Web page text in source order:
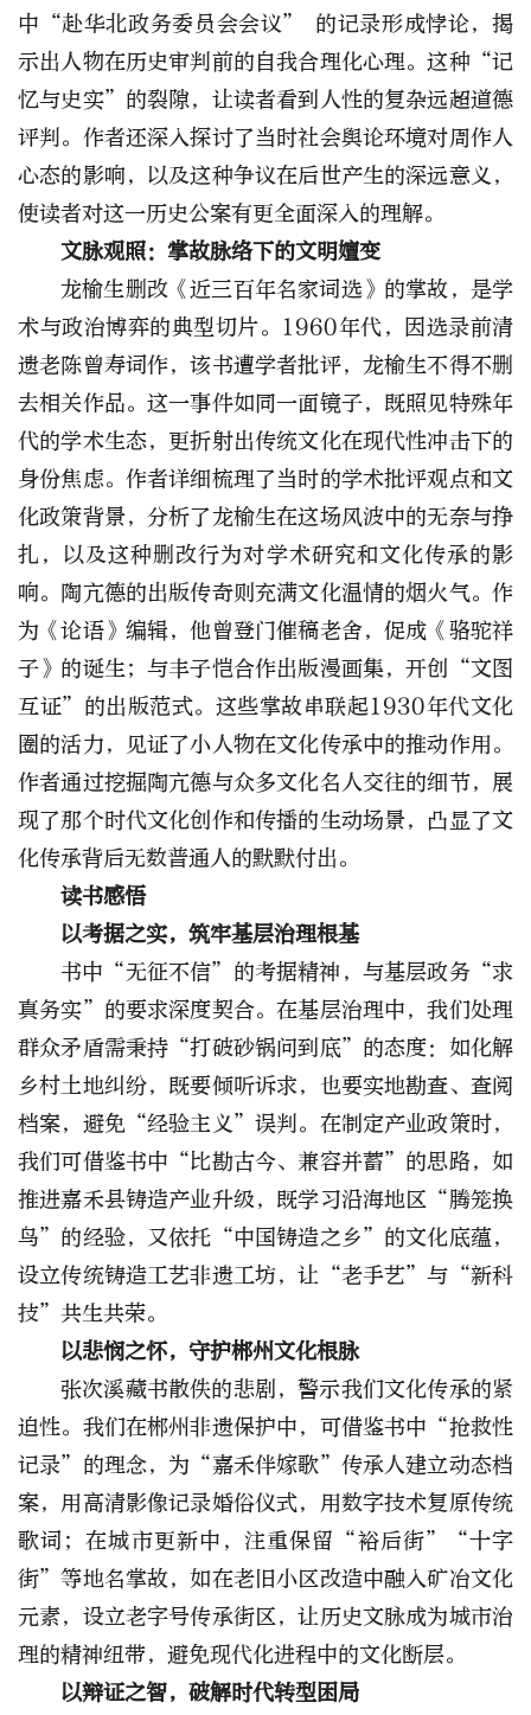
中“赴华北政务委员会会议” 的记录形成悖论，揭
示出人物在历史审判前的自我合理化心理。这种“记
忆与史实”的裂隙，让读者看到人性的复杂远超道德
评判。作者还深入探讨了当时社会舆论环境对周作人
心态的影响，以及这种争议在后世产生的深远意义，
使读者对这一历史公案有更全面深入的理解。
文脉观照： 掌故脉络下的文明嬗变
龙榆生删改《近三百年名家词选》的掌故，是学
术与政治博弈的典型切片。1960年代，因选录前清
遗老陈曾寿词作，该书遭学者批评，龙榆生不得不删
去相关作品。这一事件如同一面镜子，既照见特殊年
代的学术生态，更折射出传统文化在现代性冲击下的
身份焦虑。作者详细梳理了当时的学术批评观点和文
化政策背景，分析了龙榆生在这场风波中的无奈与挣
扎，以及这种删改行为对学术研究和文化传承的影
响。陶亢德的出版传奇则充满文化温情的烟火气。作
为《论语》编辑，他曾登门催稿老舍，促成《骆驼祥
子》的诞生；与丰子恺合作出版漫画集，开创“文图
互证”的出版范式。这些掌故串联起1930年代文化
圈的活力，见证了小人物在文化传承中的推动作用。
作者通过挖掘陶亢德与众多文化名人交往的细节，展
现了那个时代文化创作和传播的生动场景，凸显了文
化传承背后无数普通人的默默付出。
读书感悟
以考据之实，筑牢基层治理根基
书中“无征不信”的考据精神，与基层政务“求
真务实”的要求深度契合。在基层治理中，我们处理
群众矛盾需秉持“打破砂锅问到底”的态度：如化解
乡村土地纠纷，既要倾听诉求，也要实地勘查、查阅
档案，避免“经验主义”误判。在制定产业政策时，
我们可借鉴书中“比勘古今、兼容并蓄”的思路，如
推进嘉禾县铸造产业升级，既学习沿海地区“腾笼换
鸟”的经验，又依托“中国铸造之乡”的文化底蕴，
设立传统铸造工艺非遗工坊，让“老手艺”与“新科
技”共生共荣。
以悲悯之怀，守护郴州文化根脉
张次溪藏书散佚的悲剧，警示我们文化传承的紧
迫性。我们在郴州非遗保护中，可借鉴书中“抢救性
记录”的理念，为“嘉禾伴嫁歌”传承人建立动态档
案，用高清影像记录婚俗仪式，用数字技术复原传统
歌词；在城市更新中，注重保留“裕后街”“十字
街”等地名掌故，如在老旧小区改造中融入矿冶文化
元素，设立老字号传承街区，让历史文脉成为城市治
理的精神纽带，避免现代化进程中的文化断层。
以辩证之智，破解时代转型困局